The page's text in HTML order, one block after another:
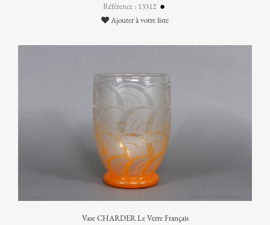
Référence : 13312
Ajouter à votre liste
Vase CHARDER Le Verre Français